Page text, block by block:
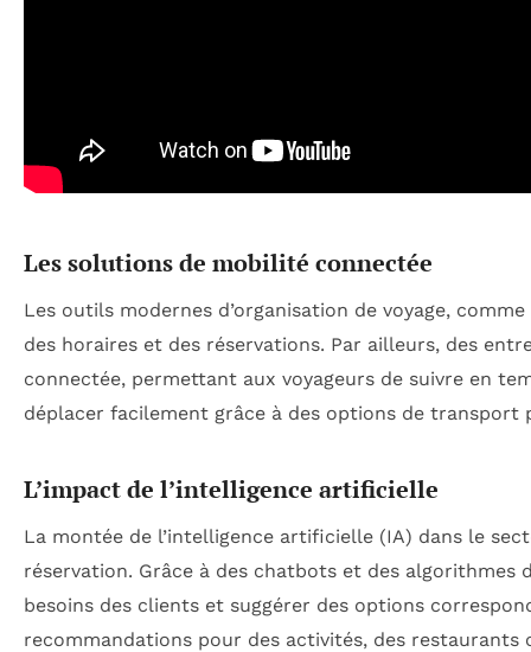
Les solutions de mobilité connectée
Les outils modernes d’organisation de voyage,
des horaires et des réservations. Par ailleurs, des
connectée, permettant aux voyageurs de suivre en
déplacer facilement grâce à des options de transport
L’impact de l’intelligence artificielle
La montée de l’intelligence artificielle (IA) dans le
réservation. Grâce à des chatbots et des algorithmes
besoins des clients et suggérer des options
recommandations pour des activités, des restaurants